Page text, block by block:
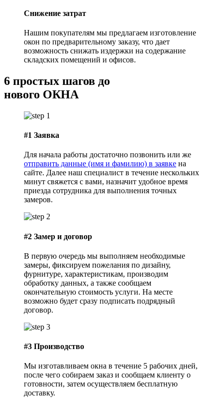
Снижение затрат
Нашим покупателям мы предлагаем изготовление
окон по предварительному заказу, что дает
возможность снижать издержки на содержание
складских помещений и офисов.
6 простых шагов до
нового ОКНА
#1 Заявка
Для начала работы достаточно позвонить или же
отправить данные (имя и фамилию) в заявке на
сайте. Далее наш специалист в течение нескольких
минут свяжется с вами, назначит удобное время
приезда сотрудника для выполнения точных
замеров.
#2 Замер и договор
В первую очередь мы выполняем необходимые
замеры, фиксируем пожелания по дизайну,
фурнитуре, характеристикам, производим
обработку данных, а также сообщаем
окончательную стоимость услуги. На месте
возможно будет сразу подписать подрядный
договор.
#3 Производство
Мы изготавливаем окна в течение 5 рабочих дней,
после чего собираем заказ и сообщаем клиенту о
готовности, затем осуществляем бесплатную
доставку.